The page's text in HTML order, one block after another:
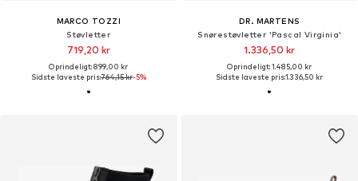
MARCO TOZZI
Støvletter
719,20 kr
Oprindeligt: 899,00 kr
Sidste laveste pris:764,15 kr-5%
DR. MARTENS
Snørestøvletter 'Pascal Virginia'
1.336,50 kr
Oprindeligt: 1.485,00 kr
Sidste laveste pris:1.336,50 kr